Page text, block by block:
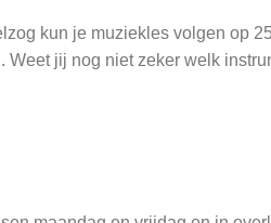
kun je muziekles volgen op
jij nog niet zeker welk